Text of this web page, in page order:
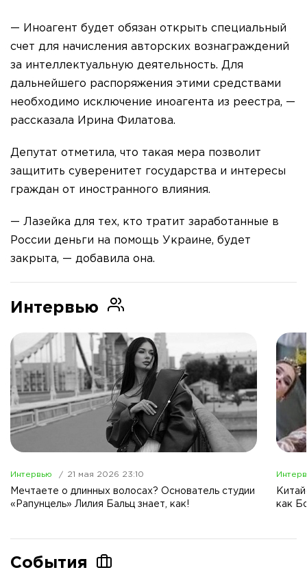
— Иноагент будет обязан открыть специальный
счет для начисления авторских вознаграждений
за интеллектуальную деятельность. Для
дальнейшего распоряжения этими средствами
необходимо исключение иноагента из реестра, —
рассказала Ирина Филатова.
Депутат отметила, что такая мера позволит
защитить суверенитет государства и интересы
граждан от иностранного влияния.
— Лазейка для тех, кто тратит заработанные в
России деньги на помощь Украине, будет
закрыта, — добавила она.
Интервью
Интервью 21 мая 2026 23:10
Мечтаете о длинных волосах? Основатель студии
«Рапунцель» Лилия Бальц знает, как!
как
События